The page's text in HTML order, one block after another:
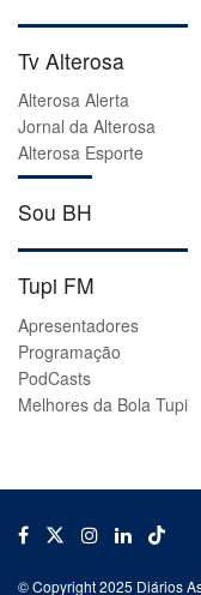
Tv Alterosa
Alterosa Alerta
Jornal da Alterosa
Alterosa Esporte
Sou BH
Tupi FM
Apresentadores
Programação
PodCasts
Melhores da Bola Tupi
© Copyright 2025 Diários